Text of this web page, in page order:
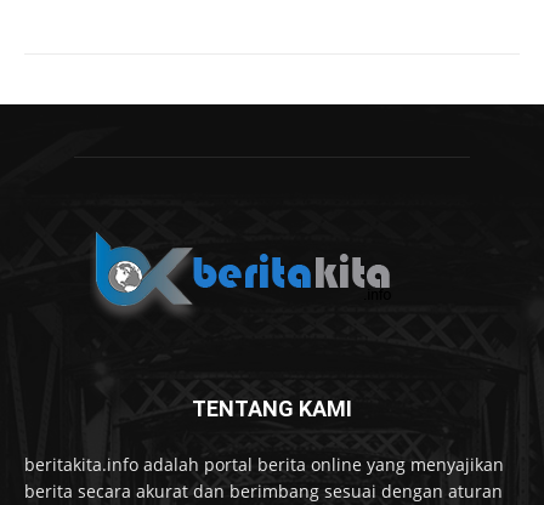
TENTANG KAMI
beritakita.info adalah portal berita online yang menyajikan
berita secara akurat dan berimbang sesuai dengan aturan